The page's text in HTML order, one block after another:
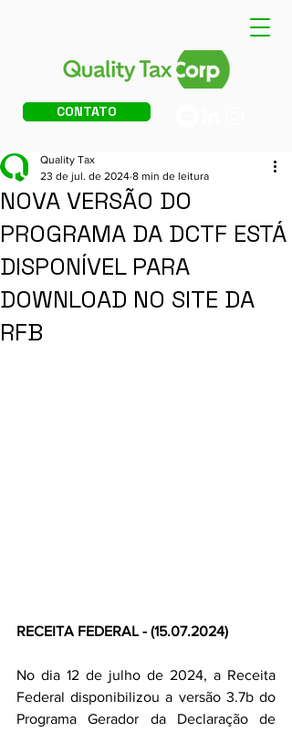
CONTATO
NOVA VERSÃO DO
PROGRAMA DA DCTF ESTÁ
DISPONÍVEL PARA
DOWNLOAD NO SITE DA
RFB
Quality Tax
23 de jul. de 2024 8 min de leitura
RECEITA FEDERAL - (15.07.2024)
No dia 12 de julho de 2024, a Receita
Federal disponibilizou a versão 3.7b do
Programa Gerador da Declaração de